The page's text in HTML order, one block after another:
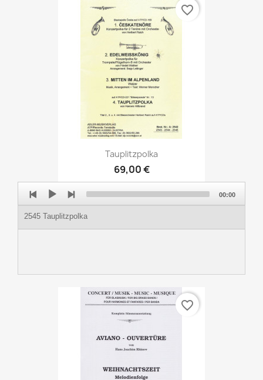
Tauplitzpolka
69,00 €
favorite_border
Player
2545 Tauplitzpolka
00:00
favorite_border